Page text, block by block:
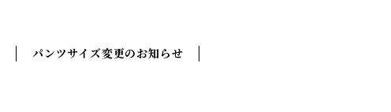
パンツサイズ変更のお知らせ